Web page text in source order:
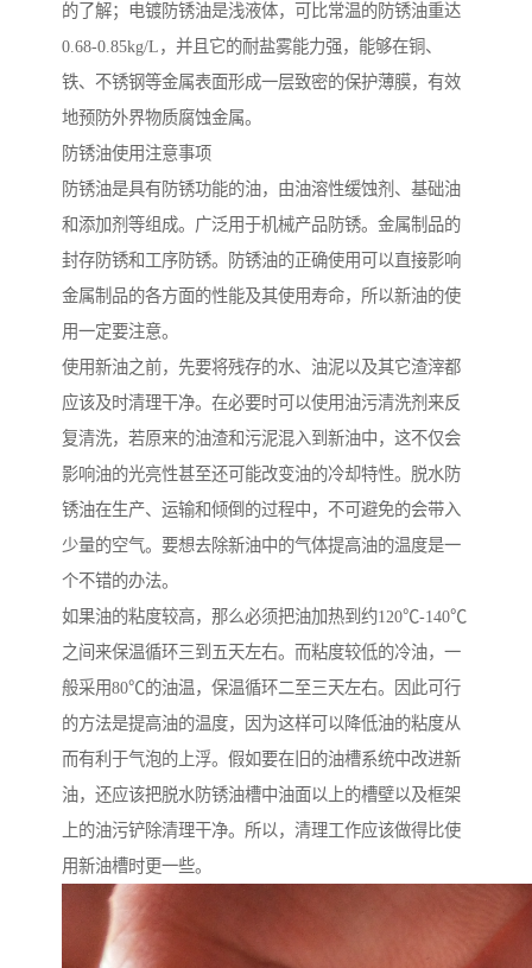
的了解；电镀防锈油是浅液体，可比常温的防锈油重达
0.68-0.85kg/L，并且它的耐盐雾能力强，能够在铜、
铁、不锈钢等金属表面形成一层致密的保护薄膜，有效
地预防外界物质腐蚀金属。
防锈油使用注意事项
防锈油是具有防锈功能的油，由油溶性缓蚀剂、基础油
和添加剂等组成。广泛用于机械产品防锈。金属制品的
封存防锈和工序防锈。防锈油的正确使用可以直接影响
金属制品的各方面的性能及其使用寿命，所以新油的使
用一定要注意。
使用新油之前，先要将残存的水、油泥以及其它渣滓都
应该及时清理干净。在必要时可以使用油污清洗剂来反
复清洗，若原来的油渣和污泥混入到新油中，这不仅会
影响油的光亮性甚至还可能改变油的冷却特性。脱水防
锈油在生产、运输和倾倒的过程中，不可避免的会带入
少量的空气。要想去除新油中的气体提高油的温度是一
个不错的办法。
如果油的粘度较高，那么必须把油加热到约120℃-140℃
之间来保温循环三到五天左右。而粘度较低的冷油，一
般采用80℃的油温，保温循环二至三天左右。因此可行
的方法是提高油的温度，因为这样可以降低油的粘度从
而有利于气泡的上浮。假如要在旧的油槽系统中改进新
油，还应该把脱水防锈油槽中油面以上的槽壁以及框架
上的油污铲除清理干净。所以，清理工作应该做得比使
用新油槽时更一些。